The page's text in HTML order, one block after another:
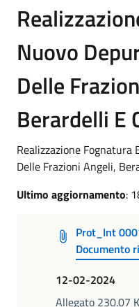
Nuovo
Delle
Berardelli E
Realizzazione Fognatura
Delle Frazioni Angeli,
Ultimo aggiornamento:
Prot_Int
Documento
12-02-2024
Allegato 230.07